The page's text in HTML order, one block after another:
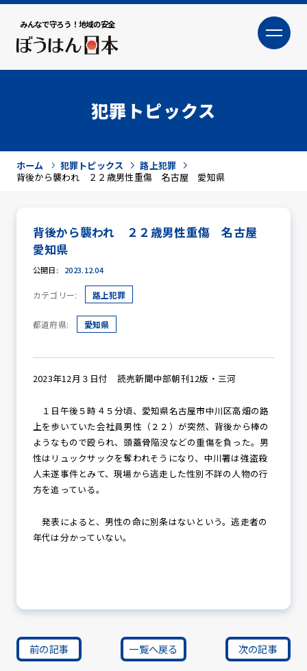
みんなで守ろう！地域の安全
大
防犯活動ニュース
防犯パトロール
防犯セミナー
防犯対策情報
防犯協力会について
犯罪トピックス
ホーム 犯罪トピックス
路上犯罪
背後から襲われ ２２歳男性重傷 名古屋 愛知県
背後から襲われ ２２歳男性重傷 名古屋
愛知県
公開日: 2023.12.04
カテゴリー: 路上犯罪
都道府県: 愛知県
2023年12月３日付 読売新聞中部朝刊12版・三河
１日午後５時４５分頃、愛知県名古屋市中川区高畑の路
上を歩いていた会社員男性（２２）が突然、背後から棒の
ようなもので殴られ、頭蓋骨陥没などの重傷を負った。男
性はリュックサックを奪われそうになり、中川署は強盗殺
人未遂事件とみて、現場から逃走した性別不詳の人物の行
方を追っている。
発表によると、男性の命に別条はないという。逃走者の
年代は分かっていない。
前の記事 一覧へ戻る 次の記事